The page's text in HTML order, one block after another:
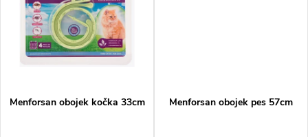
Menforsan obojek kočka 33cm Menforsan obojek pes 57cm